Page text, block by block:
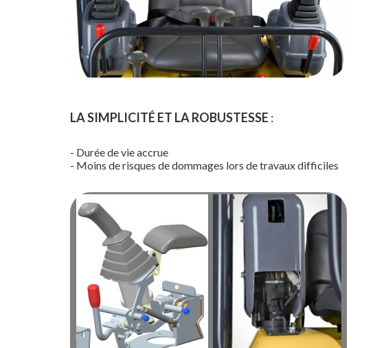
LA SIMPLICITÉ ET LA ROBUSTESSE :
- Durée de vie accrue
- Moins de risques de dommages lors de travaux difficiles